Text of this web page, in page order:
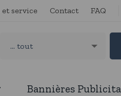
et service Contact FAQ
Bannières